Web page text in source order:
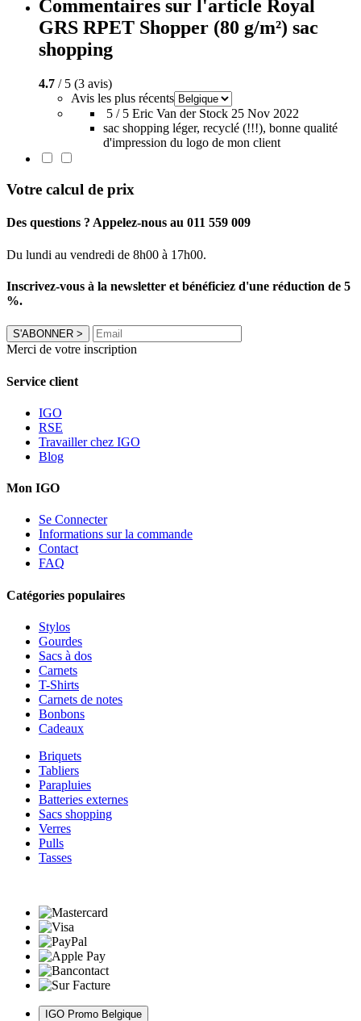
Commentaires sur l'article Royal
GRS RPET Shopper (80 g/m²) sac
shopping
4.7 / 5 (3 avis)
Avis les plus récents
5 / 5 Eric Van der Stock 25 Nov 2022
sac shopping léger, recyclé (!!!), bonne qualité
d'impression du logo de mon client
Votre calcul de prix
Des questions ? Appelez-nous au 011 559 009
Du lundi au vendredi de 8h00 à 17h00.
Inscrivez-vous à la newsletter et bénéficiez d'une réduction de 5
%.
S'ABONNER >
Merci de votre inscription
Service client
IGO
RSE
Travailler chez IGO
Blog
Mon IGO
Se Connecter
Informations sur la commande
Contact
FAQ
Catégories populaires
Stylos
Gourdes
Sacs à dos
Carnets
T-Shirts
Carnets de notes
Bonbons
Cadeaux
Briquets
Tabliers
Parapluies
Batteries externes
Sacs shopping
Verres
Pulls
Tasses
IGO Promo Belgique